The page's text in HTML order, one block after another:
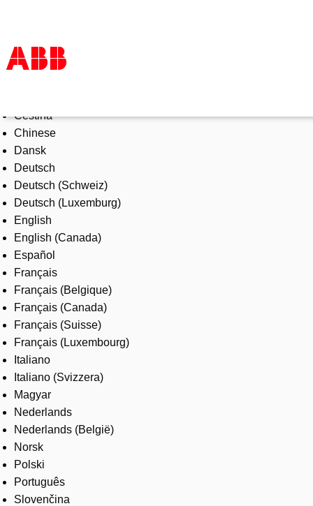
Products & Solutions
Industries
Services
About us
Where to buy
Contact us
Careers
Čeština
Chinese
Dansk
Deutsch
Deutsch (Schweiz)
Deutsch (Luxemburg)
English
English (Canada)
Español
Français
Français (Belgique)
Français (Canada)
Français (Suisse)
Français (Luxembourg)
Italiano
Italiano (Svizzera)
Magyar
Nederlands
Nederlands (België)
Norsk
Polski
Português
Slovenčina